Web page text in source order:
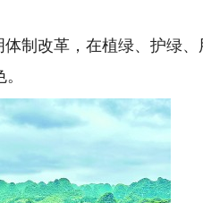
制改革，在植绿、护绿、